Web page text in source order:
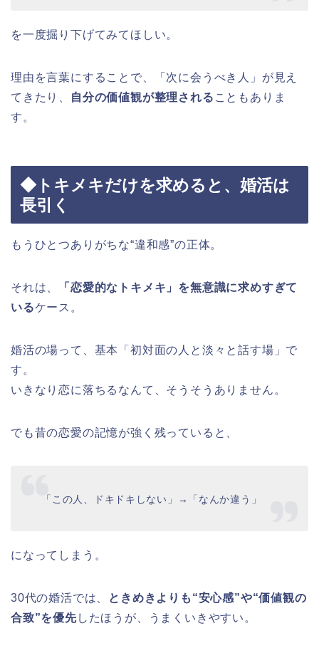
を一度掘り下げてみてほしい。
理由を言葉にすることで、「次に会うべき人」が見え
てきたり、
自分の価値観が整理される こともありま
す。
◆トキメキだけを求めると、婚活は
長引く
もうひとつありがちな“違和感”の正体。
それは、
「恋愛的なトキメキ」を無意識に求めすぎて
いるケース。
婚活の場って、基本「初対面の人と淡々と話す場」で
す。
いきなり恋に落ちるなんて、そうそうありません。
でも昔の恋愛の記憶が強く残っていると、
「この人、ドキドキしない」→「なんか違う」
になってしまう。
30代の婚活では、
ときめきよりも“安心感”や“価値観の
合致”を優先したほうが、うまくいきやすい。